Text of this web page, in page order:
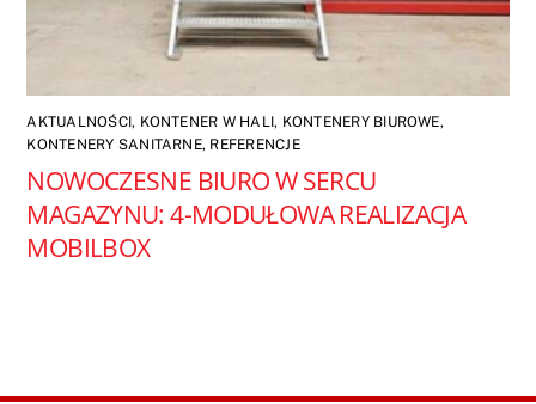
AKTUALNOŚCI, KONTENER W HALI, KONTENERY BIUROWE,
KONTENERY SANITARNE, REFERENCJE
NOWOCZESNE BIURO W SERCU
MAGAZYNU: 4-MODUŁOWA REALIZACJA
MOBILBOX